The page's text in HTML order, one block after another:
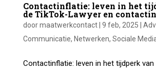
Contactinflatie: leven in het
de TikTok-Lawyer en
doormaatwerkcontact| 9 feb, 2025
Communicatie, Netwerken, Sociale
Contactinflatie: leven in het tijdperk van